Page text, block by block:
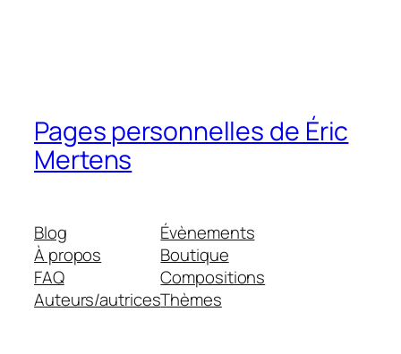
Pages personnelles de Éric
Mertens
Blog
À propos
FAQ
Auteurs/autrices
Évènements
Boutique
Compositions
Thèmes